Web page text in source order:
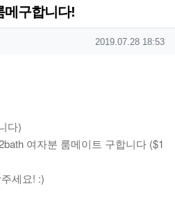
메구합니다!
작성일
2019.07.28 18:53
다)
여자분 룸메이트 구합니다 ($1
세요! :)